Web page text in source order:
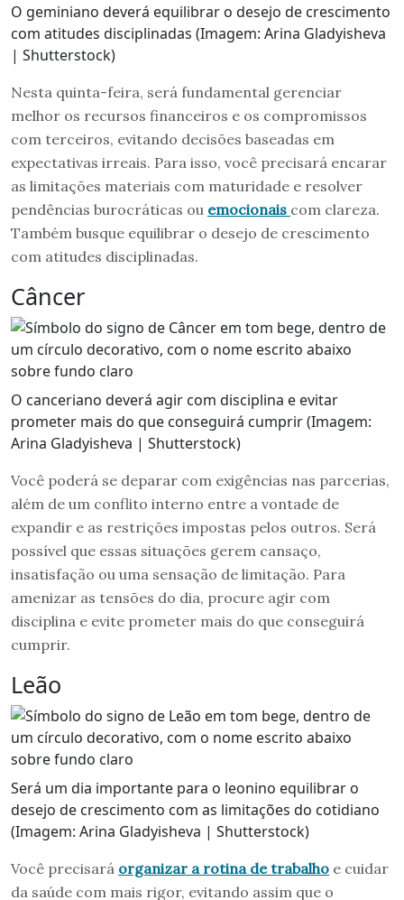
O geminiano deverá equilibrar o desejo de crescimento
com atitudes disciplinadas (Imagem: Arina Gladyisheva
| Shutterstock)
Nesta quinta-feira, será fundamental gerenciar
melhor os recursos financeiros e os compromissos
com terceiros, evitando decisões baseadas em
expectativas irreais. Para isso, você precisará encarar
as limitações materiais com maturidade e resolver
pendências burocráticas ou emocionais com clareza.
Também busque equilibrar o desejo de crescimento
com atitudes disciplinadas.
Câncer
O canceriano deverá agir com disciplina e evitar
prometer mais do que conseguirá cumprir (Imagem:
Arina Gladyisheva | Shutterstock)
Você poderá se deparar com exigências nas parcerias,
além de um conflito interno entre a vontade de
expandir e as restrições impostas pelos outros. Será
possível que essas situações gerem cansaço,
insatisfação ou uma sensação de limitação. Para
amenizar as tensões do dia, procure agir com
disciplina e evite prometer mais do que conseguirá
cumprir.
Leão
Será um dia importante para o leonino equilibrar o
desejo de crescimento com as limitações do cotidiano
(Imagem: Arina Gladyisheva | Shutterstock)
Você precisará organizar a rotina de trabalho e cuidar
da saúde com mais rigor, evitando assim que o